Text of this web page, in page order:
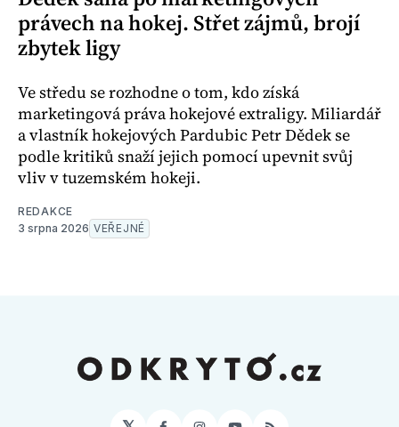
právech na hokej. Střet zájmů, brojí
zbytek ligy
Ve středu se rozhodne o tom, kdo získá
marketingová práva hokejové extraligy. Miliardář
a vlastník hokejových Pardubic Petr Dědek se
podle kritiků snaží jejich pomocí upevnit svůj
vliv v tuzemském hokeji.
REDAKCE
3 srpna 2026 VEŘEJNÉ